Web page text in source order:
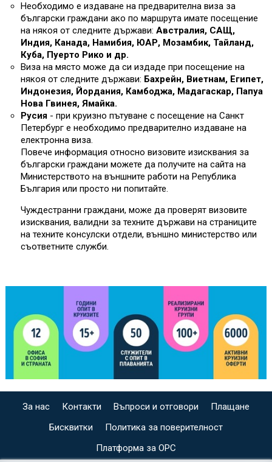
Необходимо е издаване на предварителна виза за
български граждани ако по маршрута имате посещение
на някоя от следните държави: Австралия, САЩ,
Индия, Канада, Намибия, ЮАР, Мозамбик, Тайланд,
Куба, Пуерто Рико и др.
Виза на място може да си издаде при посещение на
някоя от следните държави: Бахрейн, Виетнам, Египет,
Индонезия, Йордания, Камбоджа, Мадагаскар, Папуа
Нова Гвинея, Ямайка.
Русия - при круизно пътуване с посещение на Санкт
Петербург е необходимо предварително издаване на
електронна виза.
Повече информация относно визовите изисквания за
български граждани можете да получите на сайта на
Министерството на външните работи на Република
България или просто ни попитайте.
Чуждестранни граждани, може да проверят визовите
изисквания, валидни за техните държави на страниците
на техните консулски отдели, външно министерство или
съответните служби.
За нас Контакти Въпроси и отговори
Плащане
Бисквитки
Политика за поверителност
Платформа за ОРС